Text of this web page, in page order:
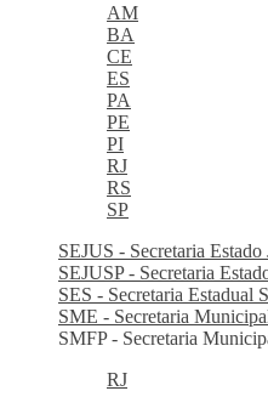
AM
BA
CE
ES
PA
PE
PI
RJ
RS
SP
SEJUS - Secretaria Estado
SEJUSP - Secretaria
SES - Secretaria Estadual
SME - Secretaria
SMFP - Secretaria
RJ